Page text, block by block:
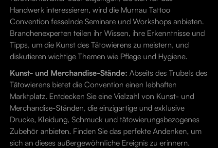
Handwerk interessieren, wird die Murnau Tattoo
Convention fesselnde Seminare und Workshops anbieten.
Branchenexperten teilen ihr Wissen, ihre Erkenntnisse und
Tipps, um die Kunst des Tätowierens zu meistern, und
diskutieren wichtige Themen wie Pflege und Hygiene.
Kunst- und Merchandise-Stände: Abseits des Trubels des
Tätowierens bietet die Convention einen lebhaften
Marktplatz. Entdecken Sie eine Vielzahl von Kunst- und
Merchandise-Ständen, die einzigartige und exklusive
Drucke, Kleidung, Schmuck und tätowierungsbezogenes
Zubehör anbieten. Finden Sie das perfekte Andenken, um
sich an dieses außergewöhnliche Ereignis zu erinnern.